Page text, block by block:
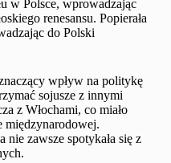
w Polsce, wprowadzając
renesansu. Popierała
do Polski
wpływ na politykę
sojusze z innymi
z Włochami, co miało
międzynarodowej.
nie zawsze spotykała się z